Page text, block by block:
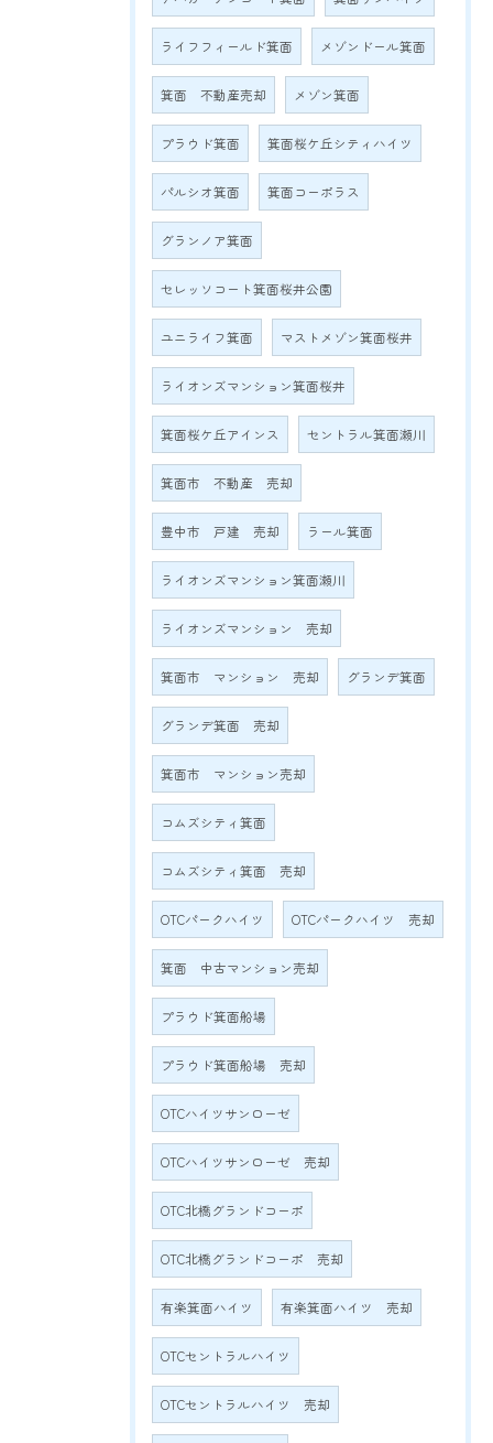
ライフフィールド箕面 メゾンドール箕面
箕面 不動産売却 メゾン箕面
プラウド箕面 箕面桜ケ丘シティハイツ
パルシオ箕面 箕面コーポラス
グランノア箕面
セレッソコート箕面桜井公園
ユニライフ箕面 マストメゾン箕面桜井
ライオンズマンション箕面桜井
箕面桜ケ丘アインス セントラル箕面瀬川
箕面市 不動産 売却
豊中市 戸建 売却 ラール箕面
ライオンズマンション箕面瀬川
ライオンズマンション 売却
箕面市 マンション 売却 グランデ箕面
グランデ箕面 売却
箕面市 マンション売却
コムズシティ箕面
コムズシティ箕面 売却
OTCパークハイツ OTCパークハイツ 売却
箕面 中古マンション売却
プラウド箕面船場
プラウド箕面船場 売却
OTCハイツサンローゼ
OTCハイツサンローゼ 売却
OTC北橋グランドコーポ
OTC北橋グランドコーポ 売却
有楽箕面ハイツ 有楽箕面ハイツ 売却
OTCセントラルハイツ
OTCセントラルハイツ 売却